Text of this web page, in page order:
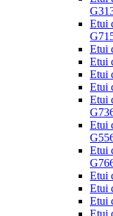
Etui
Etui
Etui
Etui
Etui
Etui
Etui
Etui
Etui
Etui
Etui
Etui